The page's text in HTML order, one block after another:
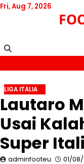
Skip
Fri, Aug 7, 2026
LIGA ITALIA
Lautaro
Usai
Super
adminfooteu 01/